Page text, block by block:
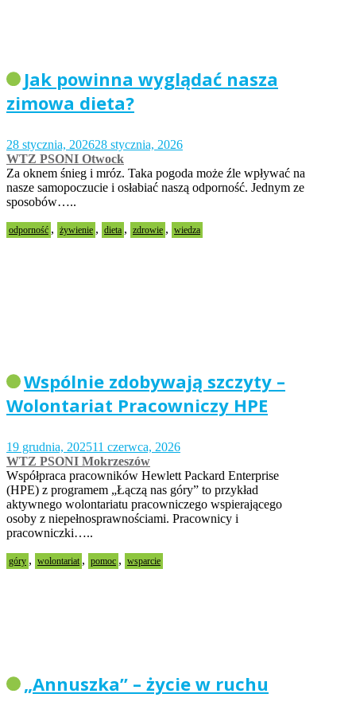
Jak powinna wyglądać nasza
zimowa dieta?
28 stycznia, 202628 stycznia, 2026
WTZ PSONI Otwock
Za oknem śnieg i mróz. Taka pogoda może źle wpływać na
nasze samopoczucie i osłabiać naszą odporność. Jednym ze
sposobów…..
odporność , żywienie , dieta , zdrowie , wiedza
Wspólnie zdobywają szczyty –
Wolontariat Pracowniczy HPE
19 grudnia, 202511 czerwca, 2026
WTZ PSONI Mokrzeszów
Współpraca pracowników Hewlett Packard Enterprise
(HPE) z programem „Łączą nas góry” to przykład
aktywnego wolontariatu pracowniczego wspierającego
osoby z niepełnosprawnościami. Pracownicy i
pracowniczki…..
góry , wolontariat , pomoc , wsparcie
„Annuszka” – życie w ruchu